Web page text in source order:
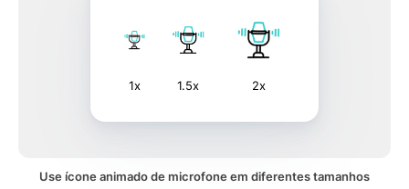
1x 1.5x 2x
Use ícone animado de microfone em diferentes tamanhos